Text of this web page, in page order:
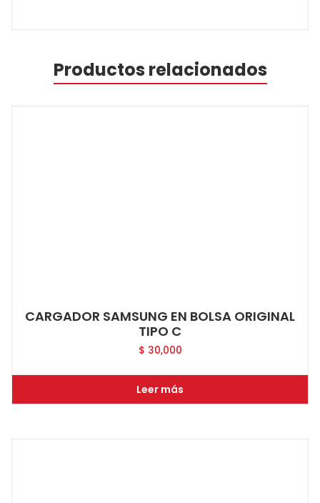
Productos relacionados
CARGADOR SAMSUNG EN BOLSA ORIGINAL
TIPO C
$ 30,000
Leer más